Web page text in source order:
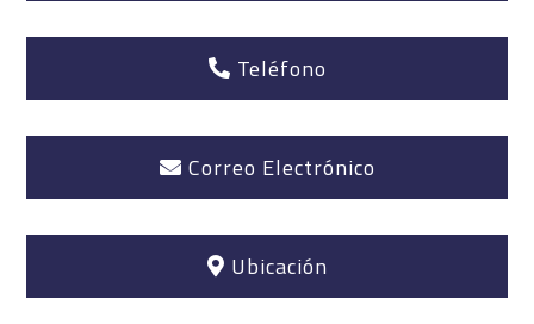
Teléfono
Correo Electrónico
Ubicación